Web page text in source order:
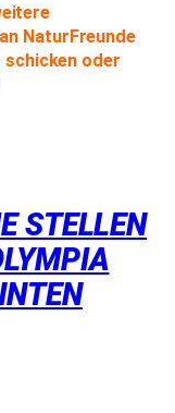
NaturFreunde
schicken oder
STELLEN